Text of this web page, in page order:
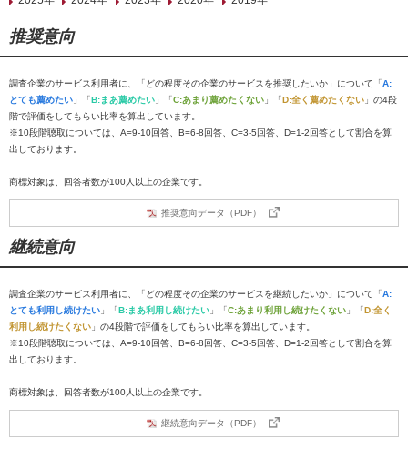
推奨意向
調査企業のサービス利用者に、「どの程度その企業のサービスを推奨したいか」について「A:
とても薦めたい 」「B:まあ薦めたい 」「C:あまり薦めたくない 」「D:全く薦めたくない 」の4段
階で評価をしてもらい比率を算出しています。
※10段階聴取については、A=9-10回答、B=6-8回答、C=3-5回答、D=1-2回答として割合を算
出しております。
商標対象は、回答者数が100人以上の企業です。
推奨意向データ（PDF）
継続意向
調査企業のサービス利用者に、「どの程度その企業のサービスを継続したいか」について「A:
とても利用し続けたい 」「B:まあ利用し続けたい 」「C:あまり利用し続けたくない 」「D:全く
利用し続けたくない 」の4段階で評価をしてもらい比率を算出しています。
※10段階聴取については、A=9-10回答、B=6-8回答、C=3-5回答、D=1-2回答として割合を算
出しております。
商標対象は、回答者数が100人以上の企業です。
継続意向データ（PDF）